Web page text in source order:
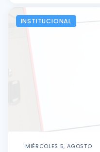
INSTITUCIONAL
MIÉRCOLES 5, AGOSTO